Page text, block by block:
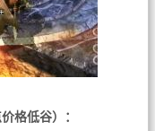
格低谷）：